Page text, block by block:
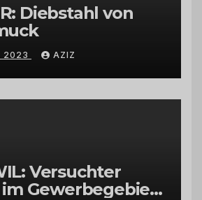
Diebstahl von
2023 AZIZ
Versuchter
Gewerbegebiet